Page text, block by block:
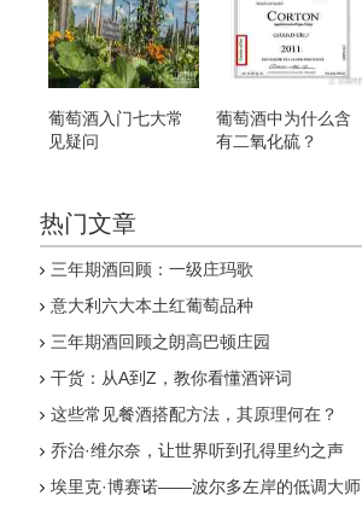
葡萄酒入门七大常
见疑问
葡萄酒中为什么含
有二氧化硫？
热门文章
三年期酒回顾：一级庄玛歌
意大利六大本土红葡萄品种
三年期酒回顾之朗高巴顿庄园
干货：从A到Z，教你看懂酒评词
这些常见餐酒搭配方法，其原理何在？
乔治·维尔奈，让世界听到孔得里约之声
埃里克·博赛诺——波尔多左岸的低调大师